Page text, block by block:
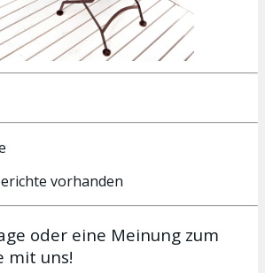
vorhanden
oder eine Meinung zum
mit uns!